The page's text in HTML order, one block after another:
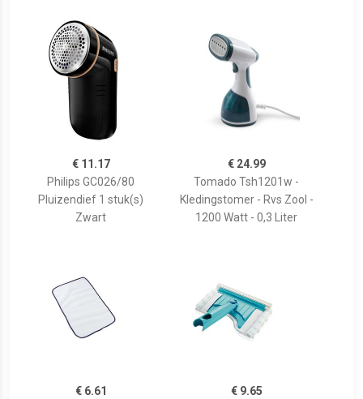
€ 11.17
Philips GC026/80
Pluizendief 1 stuk(s)
Zwart
€ 24.99
Tomado Tsh1201w -
Kledingstomer - Rvs Zool -
1200 Watt - 0,3 Liter
€ 6.61
€ 9.65